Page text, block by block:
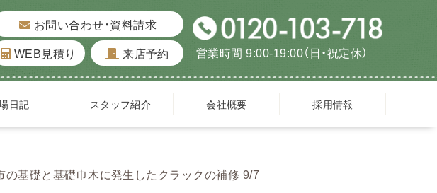
お問い合わせ・資料請求
WEB見積り
来店予約 営業時間 9:00-19:00（日・祝定休）
日記 スタッフ紹介 会社概要 採用情報
の基礎と基礎巾木に発生したクラックの補修 9/7